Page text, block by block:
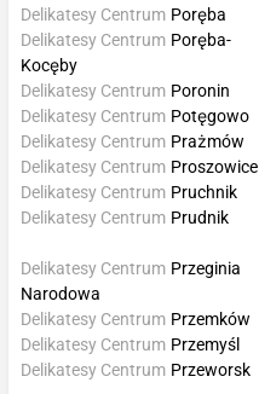
Delikatesy Centrum Poręba
Delikatesy Centrum Poręba-
Kocęby
Delikatesy Centrum Poronin
Delikatesy Centrum Potęgowo
Delikatesy Centrum Prażmów
Delikatesy Centrum Proszowice
Delikatesy Centrum Pruchnik
Delikatesy Centrum Prudnik
Delikatesy Centrum Przeginia
Narodowa
Delikatesy Centrum Przemków
Delikatesy Centrum Przemyśl
Delikatesy Centrum Przeworsk